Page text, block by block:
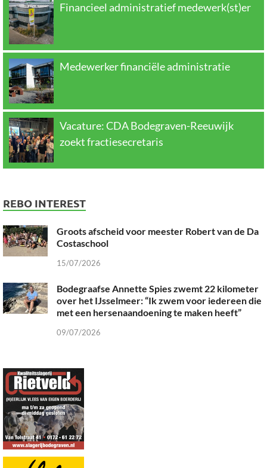
Financieel administratief medewerk(st)er
Medewerker financiële administratie
Vacature: CDA Bodegraven-Reeuwijk
zoekt fractiesecretaris
REBO INTEREST
Groots afscheid voor meester Robert van de Da
Costaschool
15/07/2026
Bodegraafse Annette Spies zwemt 22 kilometer
over het IJsselmeer: “Ik zwem voor iedereen die
met een hersenaandoening te maken heeft”
09/07/2026